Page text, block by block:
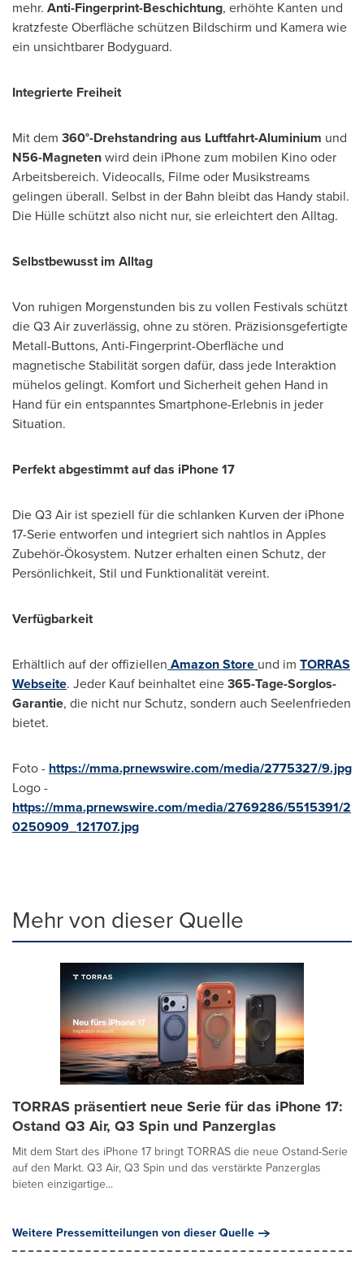
mehr. Anti-Fingerprint-Beschichtung, erhöhte Kanten und
kratzfeste Oberfläche schützen Bildschirm und Kamera wie
ein unsichtbarer Bodyguard.
Integrierte Freiheit
Mit dem 360°-Drehstandring aus Luftfahrt-Aluminium und
N56-Magnetenwird dein iPhone zum mobilen Kino oder
Arbeitsbereich. Videocalls, Filme oder Musikstreams
gelingen überall. Selbst in der Bahn bleibt das Handy stabil.
Die Hülle schützt also nicht nur, sie erleichtert den Alltag.
Selbstbewusst im Alltag
Von ruhigen Morgenstunden bis zu vollen Festivals schützt
die Q3 Air zuverlässig, ohne zu stören. Präzisionsgefertigte
Metall-Buttons, Anti-Fingerprint-Oberfläche und
magnetische Stabilität sorgen dafür, dass jede Interaktion
mühelos gelingt. Komfort und Sicherheit gehen Hand in
Hand für ein entspanntes Smartphone-Erlebnis in jeder
Situation.
Perfekt abgestimmt auf das iPhone 17
Die Q3 Air ist speziell für die schlanken Kurven der iPhone
17-Serie entworfen und integriert sich nahtlos in Apples
Zubehör-Ökosystem. Nutzer erhalten einen Schutz, der
Persönlichkeit, Stil und Funktionalität vereint.
Verfügbarkeit
Erhältlich auf der offiziellen Amazon Store und im TORRAS
Webseite. Jeder Kauf beinhaltet eine365-Tage-Sorglos-
Garantie, die nicht nur Schutz, sondern auch Seelenfrieden
bietet.
Foto - https://mma.prnewswire.com/media/2775327/9.jpg
Logo -
https://mma.prnewswire.com/media/2769286/5515391/2
0250909_121707.jpg
Mehr von dieser Quelle
TORRAS präsentiert neue Serie für das iPhone 17:
Ostand Q3 Air, Q3 Spin und Panzerglas
Mit dem Start des iPhone 17 bringt TORRAS die neue Ostand-Serie
auf den Markt. Q3 Air, Q3 Spin und das verstärkte Panzerglas
bieten einzigartige...
Weitere Pressemitteilungen von dieser Quelle